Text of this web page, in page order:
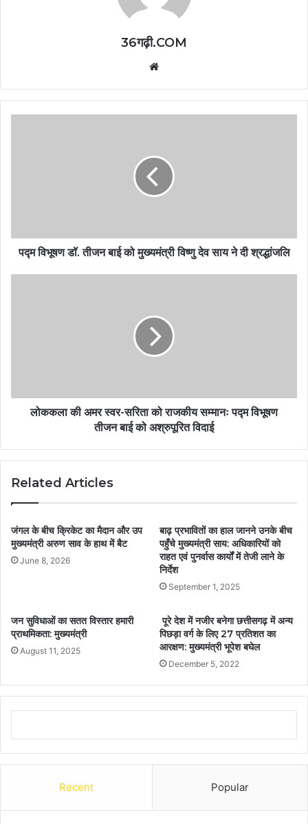
36गढ़ी.COM
पद्म विभूषण डॉ. तीजन बाई को मुख्यमंत्री विष्णु देव साय ने दी श्रद्धांजलि
लोककला की अमर स्वर-सरिता को राजकीय सम्मानः पद्म विभूषण
तीजन बाई को अश्रुपूरित विदाई
Related Articles
जंगल के बीच क्रिकेट का मैदान और उप
मुख्यमंत्री अरुण साव के हाथ में बैट
June 8, 2026
बाढ़ प्रभावितों का हाल जानने उनके बीच
पहुँचे मुख्यमंत्री साय: अधिकारियों को
राहत एवं पुनर्वास कार्यों में तेजी लाने के
निर्देश
September 1, 2025
जन सुविधाओं का सतत विस्तार हमारी
प्राथमिकता: मुख्यमंत्री
August 11, 2025
पूरे देश में नजीर बनेगा छत्तीसगढ़ में अन्य
पिछड़ा वर्ग के लिए 27 प्रतिशत का
आरक्षण: मुख्यमंत्री भूपेश बघेल
December 5, 2022
Recent Popular